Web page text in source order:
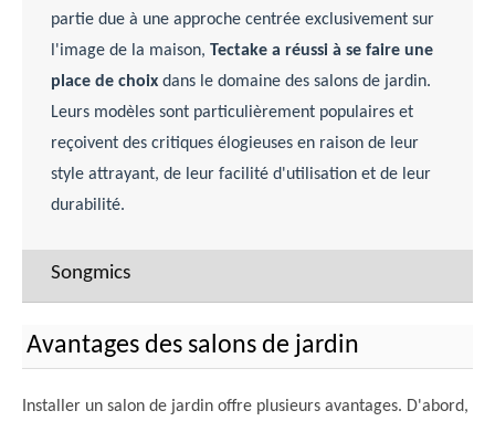
partie due à une approche centrée exclusivement sur
l'image de la maison, Tectake a réussi à se faire une
place de choixdans le domaine des salons de jardin.
Leurs modèles sont particulièrement populaires et
reçoivent des critiques élogieuses en raison de leur
style attrayant, de leur facilité d'utilisation et de leur
durabilité.
Songmics
Avantages des salons de jardin
Installer un salon de jardin offre plusieurs avantages. D'abord,